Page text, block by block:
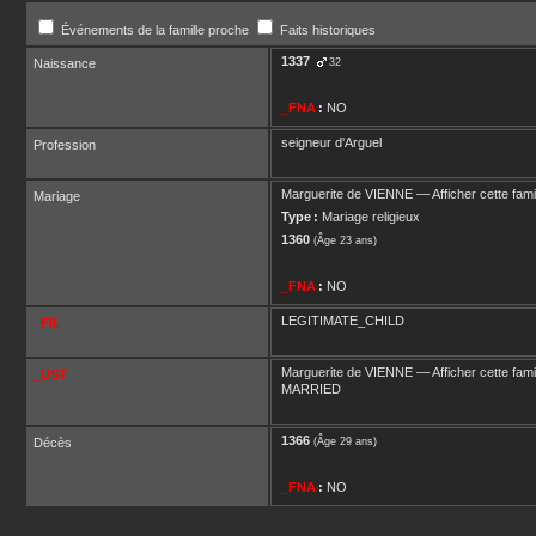
Événements de la famille proche Faits historiques
Naissance 1337 32
_FNA : NO
Profession seigneur d'Arguel
Mariage Marguerite de VIENNE —Afficher cette
Type : Mariage religieux
1360 (Âge 23 ans)
_FNA : NO
_FIL LEGITIMATE_CHILD
_UST Marguerite de VIENNE —Afficher cette
MARRIED
Décès 1366 (Âge 29 ans)
_FNA : NO